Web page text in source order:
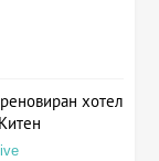
хотел